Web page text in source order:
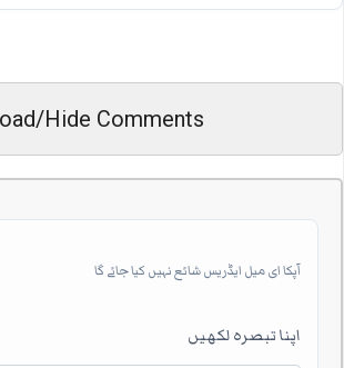
Hide Comments
آپکا ای میل ایڈریس شائع نہیں کیا جائے گا
اپنا تبصرہ لکھیں